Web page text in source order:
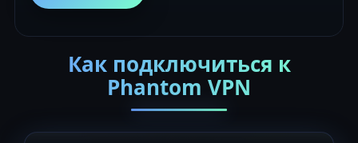
Как подключиться к
Phantom VPN